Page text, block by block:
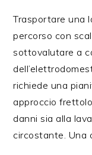
Trasportare una
percorso con
sottovalutare a
richiede una
approccio
danni sia alla
circostante. Una